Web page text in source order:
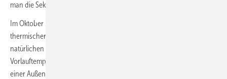
man die Sektoren vor Ort intelligent miteinander verbindet.“
Im Oktober 2023 soll die zweistufige Wärmepumpe mit 700 kW
thermischer Nennleistung in Betrieb gehen. Sie wird mit dem
natürlichen Kältemittel R717 (Ammoniak NH
Vorlauftemperaturen bis 80 °C bereitstellen. Dann erreicht sie bei
einer Außenlufttemperatur von − 10 °C eine Leistungszahl (COP) von